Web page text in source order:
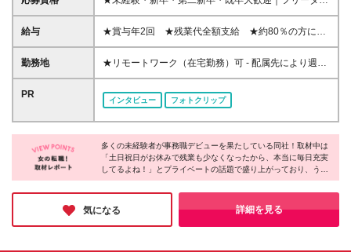
の方もOK★ ☆学歴不問 「転職がはじめて」 「無理な
く仕事を続けたい」 「オフィスワークデビューした
すので、PC操作がニガテでも大丈夫です♪ ☆こんな方
に向いています☆ ＊サポート側で誰かの役に立ちた
心して働きたい ＊しっかり評価されながら働きたい
給与
★賞与年2回 ★残業代全額支給 ★約80％の方にパ
フォーマンス給(*)支給！ 【東京都】月給201,100円～
328,300円（別途賞与年2回） 【神奈川県】月給
【埼玉県】月給193,000円～314,800円（別途賞与年2
（別途賞与年2回） 【京都府】月給184,100円～
297,300円（別途賞与年2回） 【愛知県】月給
187,400円～306,300円（別途賞与年2回） 【宮城
回） 【北海道】月給176,300円～280,700円（別途賞
与年2回） (*)就業先＋当社評価により＋α手当を付与
勤務地
★リモートワーク（在宅勤務）可 - 配属先により週1
～5日のリモートワークOK ★募集エリア｜北海道、
宮城、千葉、埼玉、東京、神奈川、愛知、京都、大
阪、兵庫、福岡で採用中 ★駅近くのオフィスで勤務
可能！お仕事帰りにグルメやショッピングも楽しめま
す 【勤務可能性のあるエリア】 東京都 ｜23区内が
メイン（恵比寿、渋谷、新宿、港区、品川、東京 な
ど） 神奈川県｜横浜市・川崎市など 埼玉県 ｜さい
たま市・川越市など 千葉県 ｜船橋市・浦安市など
北海道 ｜札幌市がメイン 愛知県 ｜名古屋周辺が
メイン 大阪府 ｜大阪市など 兵庫県 ｜尼崎市・神
戸市など 京都府 ｜京都市など 宮城県 ｜仙台駅周
PR
インタビュー フォトクリップ
多くの未経験者が事務職デビューを果たしている同社！取材中は
「土日祝日がお休みで残業も少なくなったから、本当に毎日充実
してるよね！」とプライベートの話題で盛り上がっており、うら
やましくなるほどでした。「プライベートもしっかり楽しみなが
ら働きたい」そんな方にオススメの職場です☆
気になる 詳細を見る